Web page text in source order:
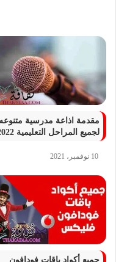
مقدمة اذاعة مدرسية متنوعه
لجميع المراحل التعليمية 2022
10 نوفمبر، 2021
جميع أكواد باقات فودافون